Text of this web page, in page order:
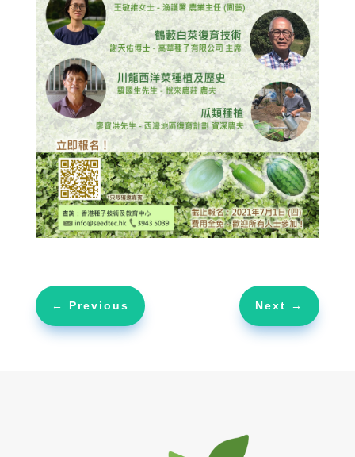
← Previous Next →